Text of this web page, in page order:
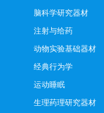
脑科学研究器材
注射与给药
动物实验基础器材
经典行为学
运动睡眠
生理药理研究器材